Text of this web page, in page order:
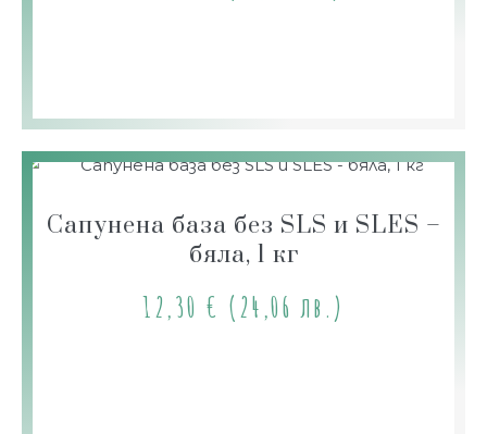
Сапунена база без SLS и SLES –
бяла, 1 кг
12,30 € (24,06 лв.)